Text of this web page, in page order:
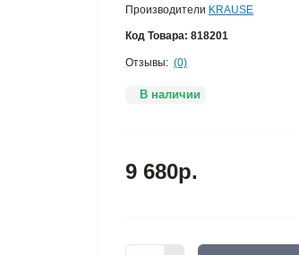
Производители KRAUSE
Код Товара: 818201
Отзывы: (0)
В наличии
9 680р.